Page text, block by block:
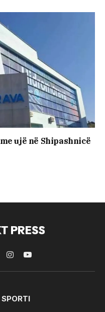
ujë në Shipashnicë
InstagramYouTube
SPORTI